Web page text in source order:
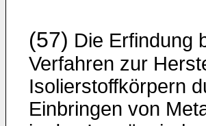
(57) Die Erfindung
Verfahren zur
Isolierstoffkörpern
Einbringen von